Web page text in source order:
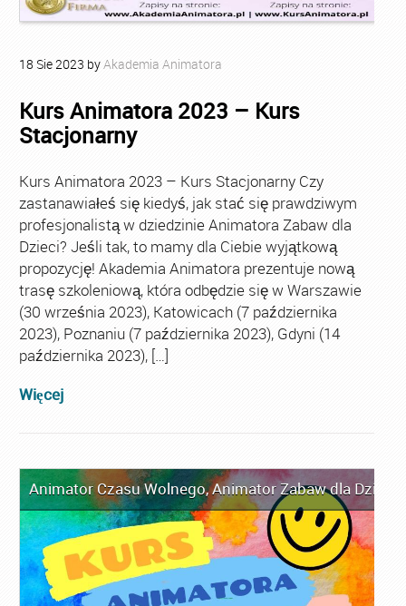
18 Sie2023 byAkademia Animatora
Kurs Animatora 2023 – Kurs
Stacjonarny
Kurs Animatora 2023 – Kurs Stacjonarny Czy
zastanawiałeś się kiedyś, jak stać się prawdziwym
profesjonalistą w dziedzinie Animatora Zabaw dla
Dzieci? Jeśli tak, to mamy dla Ciebie wyjątkową
propozycję! Akademia Animatora prezentuje nową
trasę szkoleniową, która odbędzie się w Warszawie
(30 września 2023), Katowicach (7 października
2023), Poznaniu (7 października 2023), Gdyni (14
października 2023), […]
Więcej
Animator Czasu Wolnego,Animator Zabaw dla Dzieci